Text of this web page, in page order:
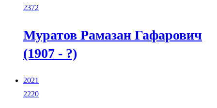
2372
Муратов Рамазан Гафарович
(1907 - ?)
2021
2220